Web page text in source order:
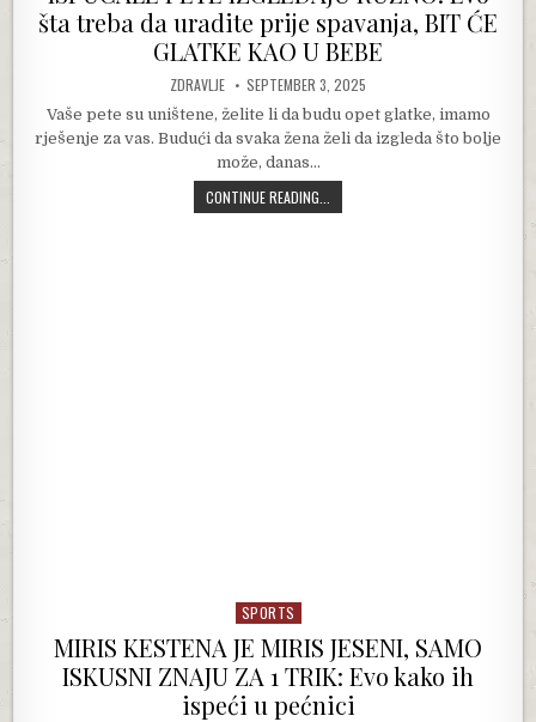
šta treba da uradite prije spavanja, BIT ĆE
GLATKE KAO U BEBE
AUTHOR:
ZDRAVLJE PUBLISHED DATE:
SEPTEMBER 3, 2025
Vaše pete su uništene, želite li da budu opet glatke, imamo
rješenje za vas. Budući da svaka žena želi da izgleda što bolje
može, danas…
CONTINUE READING...
Posted in
SPORTS
MIRIS KESTENA JE MIRIS JESENI, SAMO
ISKUSNI ZNAJU ZA 1 TRIK: Evo kako ih
ispeći u pećnici